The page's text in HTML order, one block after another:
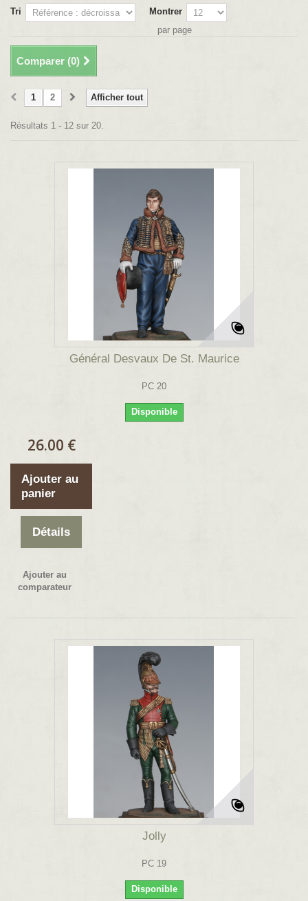
Tri
Montrer
par page
Comparer (0)
Afficher tout
1 2
Résultats 1 - 12 sur 20.
Général Desvaux De St. Maurice
PC 20
Disponible
26.00 €
Ajouter au
panier
Détails
Ajouter au
comparateur
Jolly
PC 19
Disponible